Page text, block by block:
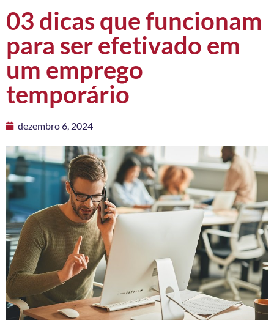
03 dicas que funcionam
para ser efetivado em
um emprego
temporário
dezembro 6, 2024